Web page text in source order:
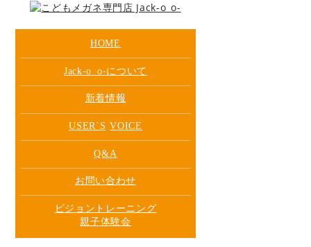
HOME
Jack-o_o-について
新着情報
USER`S VOICE
Q&A
お問い合わせ
ビジョントレーニング
親子体験会